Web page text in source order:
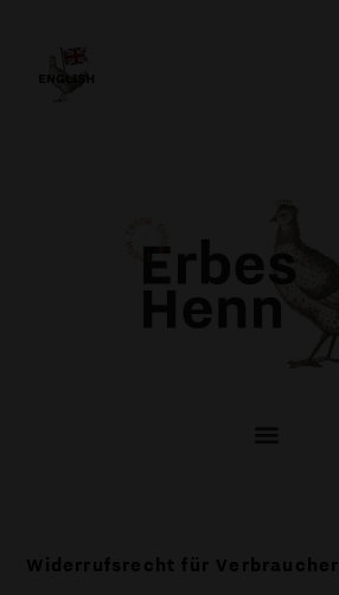
Widerrufsrecht für Verbraucher